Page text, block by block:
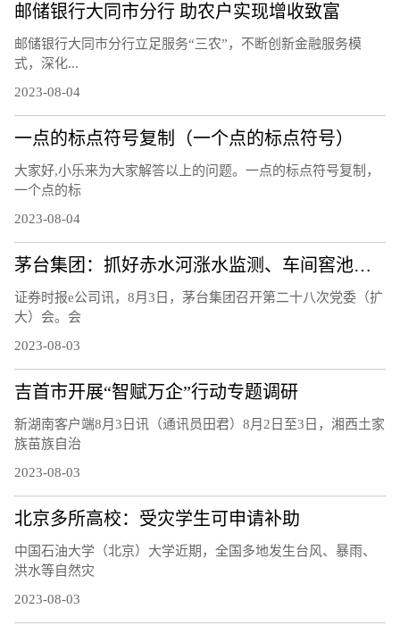
邮储银行大同市分行 助农户实现增收致富
邮储银行大同市分行立足服务“三农”，不断创新金融服务模
式，深化...
2023-08-04
一点的标点符号复制（一个点的标点符号）
大家好,小乐来为大家解答以上的问题。一点的标点符号复制，
一个点的标
2023-08-04
茅台集团：抓好赤水河涨水监测、车间窖池防汛等工作
证券时报e公司讯，8月3日，茅台集团召开第二十八次党委（扩
大）会。会
2023-08-03
吉首市开展“智赋万企”行动专题调研
新湖南客户端8月3日讯（通讯员田君）8月2日至3日，湘西土家
族苗族自治
2023-08-03
北京多所高校：受灾学生可申请补助
中国石油大学（北京）大学近期，全国多地发生台风、暴雨、
洪水等自然灾
2023-08-03